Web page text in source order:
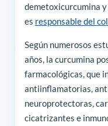
demetoxicurcumina
es responsable del
Según numerosos
años, la curcumina
farmacológicas, que
antiinflamatorias,
neuroprotectoras,
cicatrizantes e